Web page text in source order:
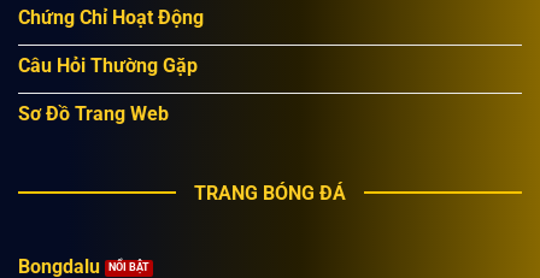
Chứng Chỉ Hoạt Động
Câu Hỏi Thường Gặp
Sơ Đồ Trang Web
TRANG BÓNG ĐÁ
Bongdalu